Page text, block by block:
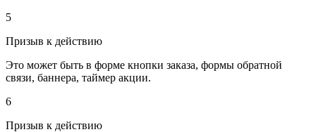
5
Призыв к действию
Это может быть в форме кнопки заказа, формы обратной
связи, баннера, таймер акции.
6
Призыв к действию